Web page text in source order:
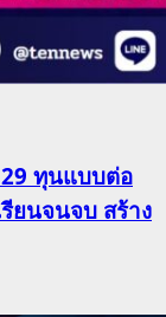
ทุนแบบต่อ
ยนจนจบ สร้าง